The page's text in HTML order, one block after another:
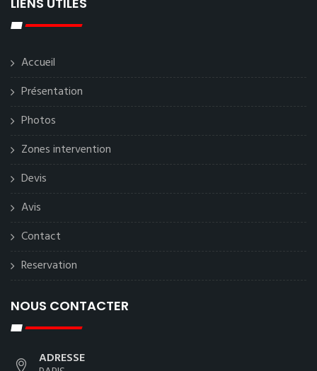
Accueil
Présentation
Photos
Zones intervention
Devis
Avis
Contact
Reservation
NOUS CONTACTER
ADRESSE